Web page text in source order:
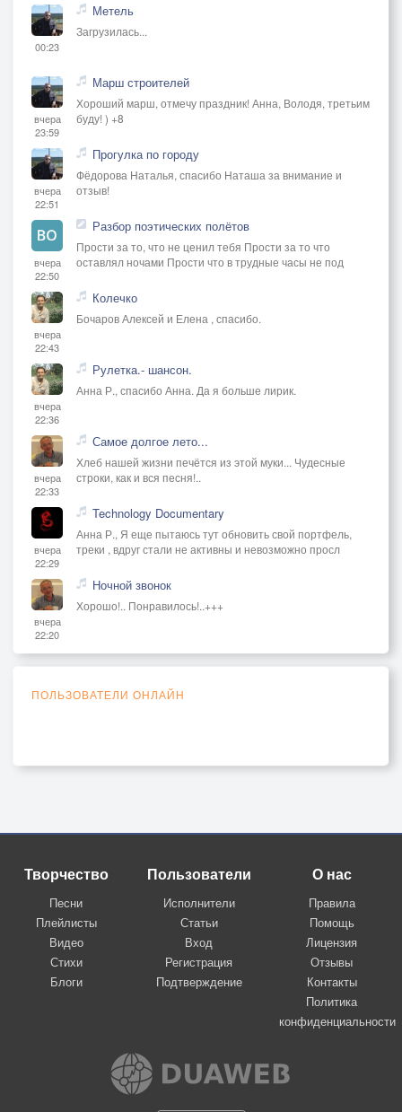
00:23
Метель
Загрузилась...
вчера
23:59
Марш строителей
Хороший марш, отмечу праздник! Анна, Володя, третьим
буду! ) +8
вчера
22:51
Прогулка по городу
Фёдорова Наталья, спасибо Наташа за внимание и
отзыв!
вчера
22:50
Разбор поэтических полётов
Прости за то, что не ценил тебя Прости за то что
оставлял ночами Прости что в трудные часы не под
вчера
22:43
Колечко
Бочаров Алексей и Елена , спасибо.
вчера
22:36
Рулетка.- шансон.
Анна Р., спасибо Анна. Да я больше лирик.
вчера
22:33
Самое долгое лето...
Хлеб нашей жизни печётся из этой муки... Чудесные
строки, как и вся песня!..
вчера
22:29
Technology Documentary
Анна Р., Я еще пытаюсь тут обновить свой портфель,
треки , вдруг стали не активны и невозможно просл
вчера
22:20
Ночной звонок
Хорошо!.. Понравилось!..+++
ПОЛЬЗОВАТЕЛИ ОНЛАЙН
Творчество
Песни
Плейлисты
Видео
Стихи
Блоги
Пользователи
Исполнители
Статьи
Вход
Регистрация
Подтверждение
О нас
Правила
Помощь
Лицензия
Отзывы
Контакты
Политика
конфиденциальности